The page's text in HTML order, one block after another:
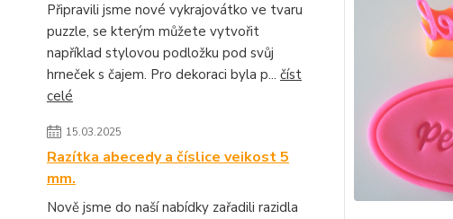
Připravili jsme nové vykrajovátko ve tvaru
puzzle, se kterým můžete vytvořit
například stylovou podložku pod svůj
hrneček s čajem. Pro dekoraci byla p... číst
celé
15.03.2025
Razítka abecedy a číslice veikost 5
mm.
Nově jsme do naší nabídky zařadili razidla